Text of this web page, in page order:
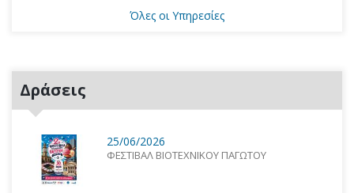
Όλες οι Υπηρεσίες
Δράσεις
25/06/2026
ΦΕΣΤΙΒΑΛ ΒΙΟΤΕΧΝΙΚΟΥ ΠΑΓΩΤΟΥ